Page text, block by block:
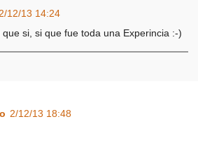
2/12/13 14:24
si, si que fue toda una Experincia :-)
2/12/13 18:48